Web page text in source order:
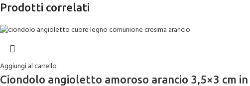
Prodotti correlati
Aggiungi al carrello
Ciondolo angioletto amoroso arancio 3,5×3 cm